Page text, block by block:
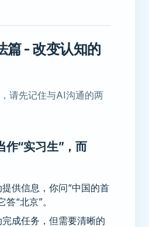
篇 - 改变认知的
请先记住与AI沟通的两
作“实习生”，而
提供信息，你问“中国的首
“北京”。
完成任务，但需要清晰的